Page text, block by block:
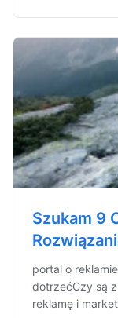
Szukam 9
portal o
dotrzećCzy są
reklamę i